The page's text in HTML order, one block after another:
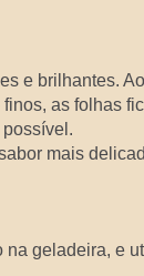
e brilhantes.
as folhas
mais
na geladeira, e